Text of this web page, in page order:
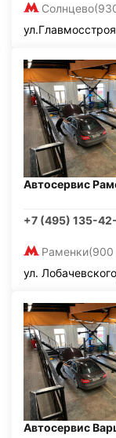
Солнцево
Автосервис
+7 (495) 135-
Раменки
ул.
Автосервис